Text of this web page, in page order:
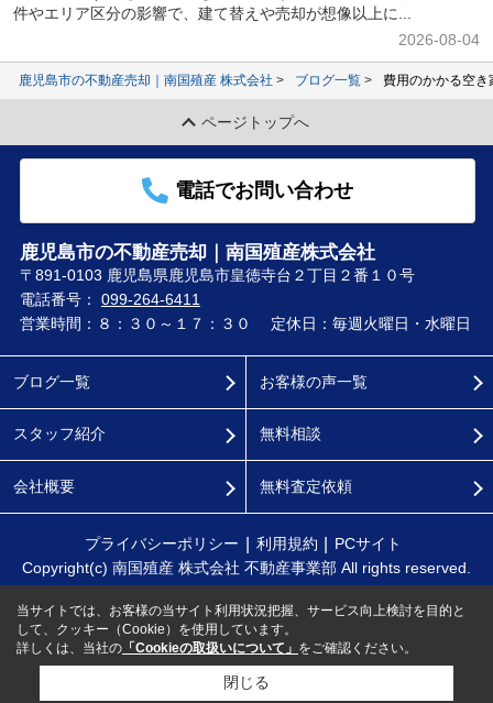
件やエリア区分の影響で、建て替えや売却が想像以上に...
2026-08-04
鹿児島市の不動産売却｜南国殖産 株式会社 ブログ一覧 費用のかかる空
ページトップへ
電話でお問い合わせ
鹿児島市の不動産売却｜南国殖産株式会社
〒891-0103 鹿児島県鹿児島市皇徳寺台２丁目２番１０号
電話番号： 099-264-6411
営業時間：８：３０～１７：３０
定休日：毎週火曜日・水曜日
ブログ一覧
スタッフ紹介
会社概要
お客様の声一覧
無料相談
無料査定依頼
プライバシーポリシー 利用規約
PCサイト
Copyright(c) 南国殖産 株式会社 不動産事業部 All rights reserved.
当サイトでは、お客様の当サイト利用状況把握、サービス向上検討を目的と
して、クッキー（Cookie）を使用しています。
詳しくは、当社の 「Cookieの取扱いについて」 をご確認ください。
閉じる